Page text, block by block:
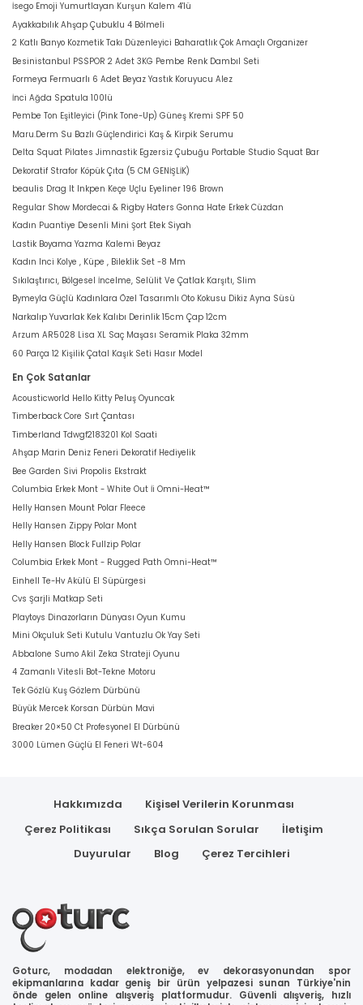
İsego Emoji Yumurtlayan Kurşun Kalem 4'lü
Ayakkabılık Ahşap Çubuklu 4 Bölmeli
2 Katlı Banyo Kozmetik Takı Düzenleyici Baharatlık Çok Amaçlı Organizer
Besinistanbul PSSPOR 2 Adet 3KG Pembe Renk Dambıl Seti
Formeya Fermuarlı 6 Adet Beyaz Yastık Koruyucu Alez
İnci Ağda Spatula 100lü
Pembe Ton Eşitleyici (Pink Tone-Up) Güneş Kremi SPF 50
Maru.Derm Su Bazlı Güçlendirici Kaş & Kirpik Serumu
Delta Squat Pilates Jimnastik Egzersiz Çubuğu Portable Studio Squat Bar
Dekoratif Strafor Köpük Çıta (5 CM GENİŞLİK)
beaulis Drag It Inkpen Keçe Uçlu Eyeliner 196 Brown
Regular Show Mordecai & Rigby Haters Gonna Hate Erkek Cüzdan
Kadın Puantiye Desenli Mini Şort Etek Siyah
Lastik Boyama Yazma Kalemi Beyaz
Kadın Inci Kolye , Küpe , Bileklik Set -8 Mm
Sıkılaştırıcı, Bölgesel İncelme, Selülit Ve Çatlak Karşıtı, Slim
Bymeyla Güçlü Kadınlara Özel Tasarımlı Oto Kokusu Dikiz Ayna Süsü
Narkalıp Yuvarlak Kek Kalıbı Derinlik 15cm Çap 12cm
Arzum AR5028 Lisa XL Saç Maşası Seramik Plaka 32mm
60 Parça 12 Kişilik Çatal Kaşık Seti Hasır Model
En Çok Satanlar
Acousticworld Hello Kitty Peluş Oyuncak
Timberback Core Sırt Çantası
Timberland Tdwgf2183201 Kol Saati
Ahşap Marin Deniz Feneri Dekoratif Hediyelik
Bee Garden Sivi Propolis Ekstrakt
Columbia Erkek Mont - White Out İi Omni-Heat™
Helly Hansen Mount Polar Fleece
Helly Hansen Zippy Polar Mont
Helly Hansen Block Fullzip Polar
Columbia Erkek Mont - Rugged Path Omni-Heat™
Einhell Te-Hv Akülü El Süpürgesi
Cvs Şarjli Matkap Seti
Playtoys Dinazorların Dünyası Oyun Kumu
Mini Okçuluk Seti Kutulu Vantuzlu Ok Yay Seti
Abbalone Sumo Akil Zeka Strateji Oyunu
4 Zamanlı Vitesli Bot-Tekne Motoru
Tek Gözlü Kuş Gözlem Dürbünü
Büyük Mercek Korsan Dürbün Mavi
Breaker 20×50 Ct Profesyonel El Dürbünü
3000 Lümen Güçlü El Feneri Wt-604
Hakkımızda
Kişisel Verilerin Korunması
Çerez Politikası
Sıkça Sorulan Sorular
İletişim
Duyurular
Blog Çerez Tercihleri
Goturc, modadan elektroniğe, ev dekorasyonundan spor
ekipmanlarına kadar geniş bir ürün yelpazesi sunan Türkiye'nin
önde gelen online alışveriş platformudur. Güvenli alışveriş, hızlı